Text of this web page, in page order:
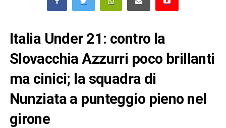
Italia Under 21: contro la
Slovacchia Azzurri poco brillanti
ma cinici; la squadra di
Nunziata a punteggio pieno nel
girone